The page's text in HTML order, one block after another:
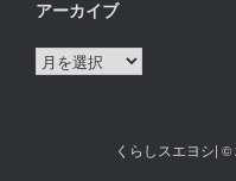
アーカイブ
ア
くらしスエヨシ| ©